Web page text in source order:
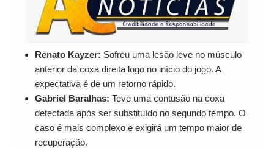
Renato Kayzer: Sofreu uma lesão leve no músculo
anterior da coxa direita logo no início do jogo. A
expectativa é de um retorno rápido.
Gabriel Baralhas: Teve uma contusão na coxa
detectada após ser substituído no segundo tempo. O
caso é mais complexo e exigirá um tempo maior de
recuperação.